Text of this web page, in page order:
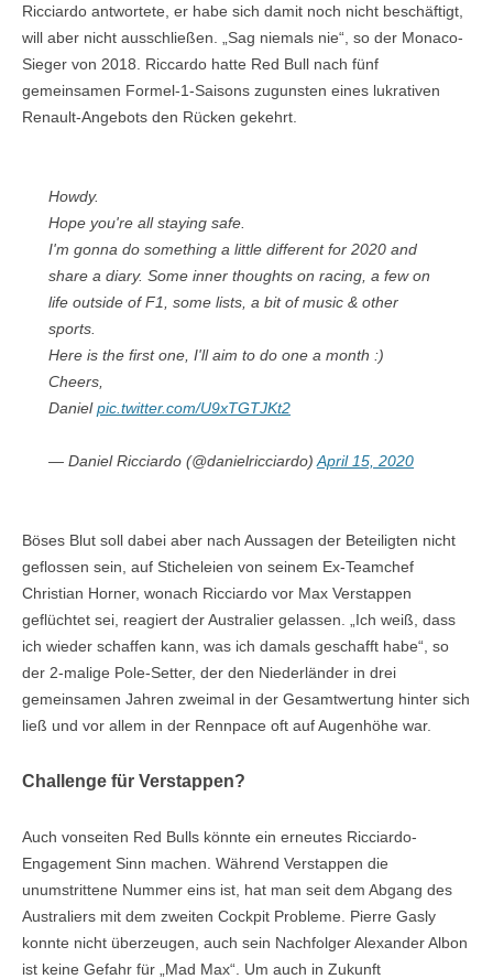
Ricciardo antwortete, er habe sich damit noch nicht beschäftigt,
will aber nicht ausschließen. „Sag niemals nie“, so der Monaco-
Sieger von 2018. Riccardo hatte Red Bull nach fünf
gemeinsamen Formel-1-Saisons zugunsten eines lukrativen
Renault-Angebots den Rücken gekehrt.
Howdy.
Hope you're all staying safe.
I'm gonna do something a little different for 2020 and
share a diary. Some inner thoughts on racing, a few on
life outside of F1, some lists, a bit of music & other
sports.
Here is the first one, I'll aim to do one a month :)
Cheers,
Danielpic.twitter.com/U9xTGTJKt2
— Daniel Ricciardo (@danielricciardo) April 15, 2020
Böses Blut soll dabei aber nach Aussagen der Beteiligten nicht
geflossen sein, auf Sticheleien von seinem Ex-Teamchef
Christian Horner, wonach Ricciardo vor Max Verstappen
geflüchtet sei, reagiert der Australier gelassen. „Ich weiß, dass
ich wieder schaffen kann, was ich damals geschafft habe“, so
der 2-malige Pole-Setter, der den Niederländer in drei
gemeinsamen Jahren zweimal in der Gesamtwertung hinter sich
ließ und vor allem in der Rennpace oft auf Augenhöhe war.
Challenge für Verstappen?
Auch vonseiten Red Bulls könnte ein erneutes Ricciardo-
Engagement Sinn machen. Während Verstappen die
unumstrittene Nummer eins ist, hat man seit dem Abgang des
Australiers mit dem zweiten Cockpit Probleme. Pierre Gasly
konnte nicht überzeugen, auch sein Nachfolger Alexander Albon
ist keine Gefahr für „Mad Max“. Um auch in Zukunft